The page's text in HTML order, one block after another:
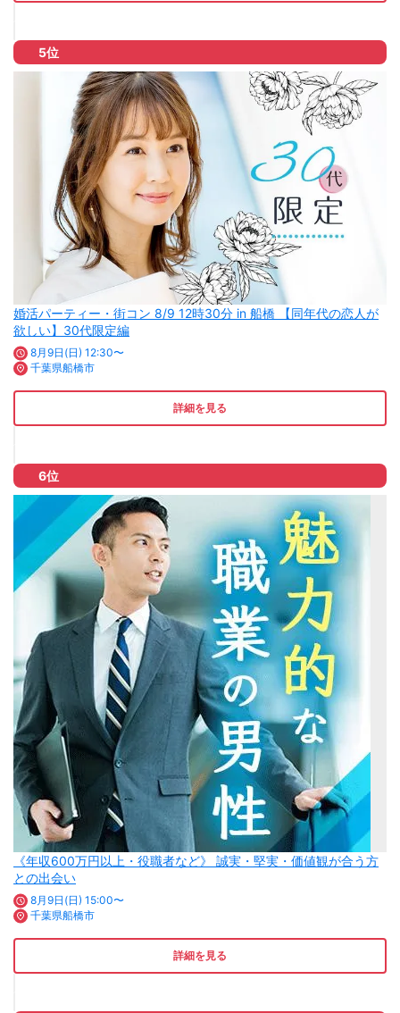
5位
婚活パーティー・街コン 8/9 12時30分 in 船橋 【同年代の恋人が
欲しい】30代限定編
8月9日(日) 12:30〜
千葉県船橋市
詳細を見る
6位
《年収600万円以上・役職者など》 誠実・堅実・価値観が合う方
との出会い
8月9日(日) 15:00〜
千葉県船橋市
詳細を見る